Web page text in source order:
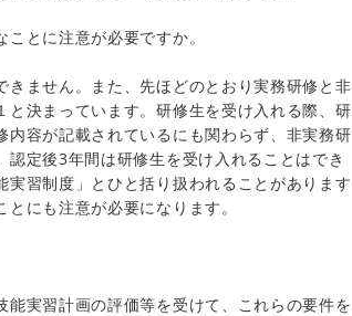
とに注意が必要ですか。
ません。また、先ほどのとおり実務研修と非
決まっています。研修生を受け入れる際、研
容が記載されているにも関わらず、非実務研
定後3年間は研修生を受け入れることはでき
習制度」とひと括り扱われることがあります
にも注意が必要になります。
実習計画の評価等を受けて、これらの要件を